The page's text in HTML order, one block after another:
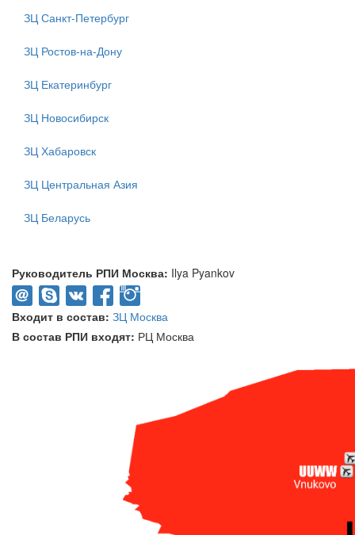
ЗЦ Санкт-Петербург
ЗЦ Ростов-на-Дону
ЗЦ Екатеринбург
ЗЦ Новосибирск
ЗЦ Хабаровск
ЗЦ Центральная Азия
ЗЦ Беларусь
Руководитель РПИ Москва: Ilya Pyankov
Входит в состав: ЗЦ Москва
В состав РПИ входят: РЦ Москва